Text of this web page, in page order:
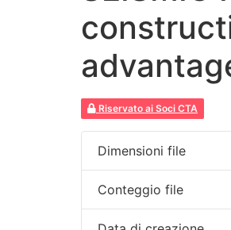
Riservato ai Soci CTA
Dimensioni file
Conteggio file